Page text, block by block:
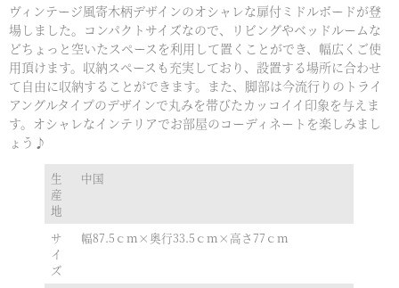
ヴィンテージ風寄木柄デザインのオシャレな扉付ミドルボードが登
場しました。コンパクトサイズなので、リビングやベッドルームな
どちょっと空いたスペースを利用して置くことができ、幅広くご使
用頂けます。収納スペースも充実しており、設置する場所に合わせ
て自由に収納することができます。また、脚部は今流行りのトライ
アングルタイプのデザインで丸みを帯びたカッコイイ印象を与えま
す。オシャレなインテリアでお部屋のコーディネートを楽しみまし
ょう♪
生
産
地
中国
サ
イ
ズ
幅87.5ｃｍ×奥行33.5ｃｍ×高さ77ｃｍ